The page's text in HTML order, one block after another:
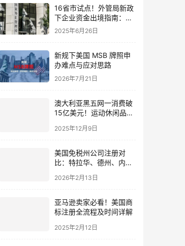
16省市试点！外管局新政
下企业资金出境指南：
2025年五大通道对比与实
2025年6月26日
新规下美国 MSB 牌照申
办难点与应对思路
2026年7月21日
澳大利亚黑五网一消费破
15亿美元！运动休闲品类
住机遇？
2025年12月9日
美国免税州公司注册对
比：特拉华、德州、内华
境税务指南
2026年2月13日
亚马逊卖家必看！美国商
标注册全流程及时间详解
2025年2月12日